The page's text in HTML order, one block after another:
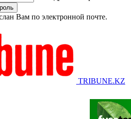
Вам по электронной почте.
TRIBUNE.KZ